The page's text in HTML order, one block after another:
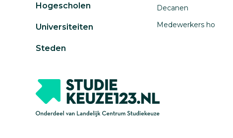
Hogescholen
Universiteiten
Steden
Decanen
Medewerkers ho